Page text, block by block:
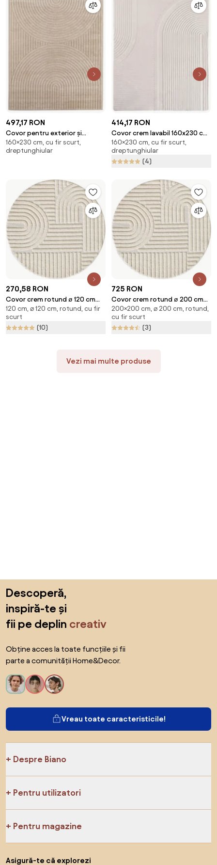
497,17 RON
Covor pentru exterior și
interior bej 160x230 cm Nova
1201 – Ayyildiz Carpets
160×230 cm, cu fir scurt,
dreptunghiular
414,17 RON
Covor crem lavabil 160x230 cm
Pompei 1612 – Ayyildiz Carpets
160×230 cm, cu fir scurt,
dreptunghiular
(4)
270,58 RON
Covor crem rotund ø 120 cm
Art – Ayyildiz Carpets
120 cm, ⌀ 120 cm, rotund, cu fir
scurt
(10)
725 RON
Covor crem rotund ø 200 cm
Art – Ayyildiz Carpets
200×200 cm, ⌀ 200 cm, rotund,
cu fir scurt
(3)
Vezi mai multe produse
Descoperă,
inspiră-te și
fii pe deplin creativ
Obține acces la toate funcțiile și fii
parte a comunității Home&Decor.
Vreau toate caracteristicile!
Despre Biano
Pentru utilizatori
Pentru magazine
Asigură-te că explorezi